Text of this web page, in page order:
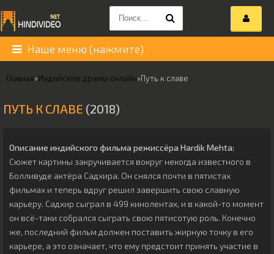
Наше меню (нажмите)
Главная»Индийские драмы онлайн»Путь к славе
ПУТЬ К СЛАВЕ (2018)
Описание индийского фильма режиссёра Hardik Mehta:
Сюжет картины закручивается вокруг некогда известного в
Болливуде актёра Садхира. Он снялся почти в пятистах
фильмах и теперь вдруг решил завершить свою славную
карьеру. Садхир сыграл в 499 кинолентах, и в какой-то момент
он всё-таки собрался сыграть свою пятисотую роль. Конечно
же, последний фильм должен поставить жирную точку в его
карьере, а это означает, что ему предстоит принять участие в